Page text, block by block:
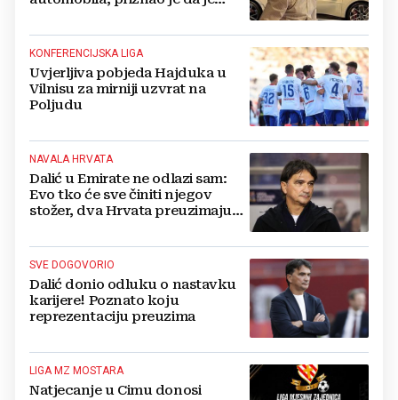
KONFERENCIJSKA LIGA
Uvjerljiva pobjeda Hajduka u
Vilnisu za mirniji uzvrat na
Poljudu
NAVALA HRVATA
Dalić u Emirate ne odlazi sam:
Evo tko će sve činiti njegov
stožer, dva Hrvata preuzimaju
SVE DOGOVORIO
Dalić donio odluku o nastavku
karijere! Poznato koju
reprezentaciju preuzima
LIGA MZ MOSTARA
Natjecanje u Cimu donosi